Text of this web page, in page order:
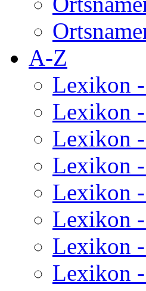
A-Z
Lexikon
Lexikon
Lexikon
Lexikon
Lexikon
Lexikon
Lexikon
Lexikon